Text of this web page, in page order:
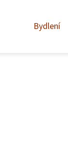
Bydlení